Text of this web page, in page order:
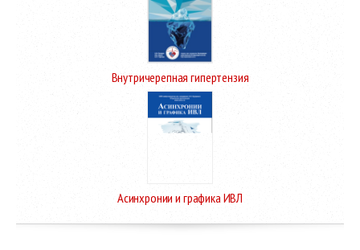
Внутричерепная гипертензия
Асинхронии и графика ИВЛ